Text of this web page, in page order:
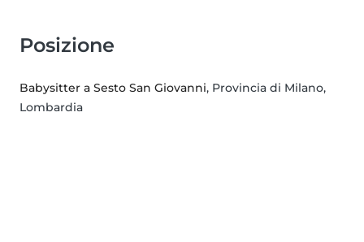
Posizione
Babysitter a Sesto San Giovanni, Provincia di Milano,
Lombardia